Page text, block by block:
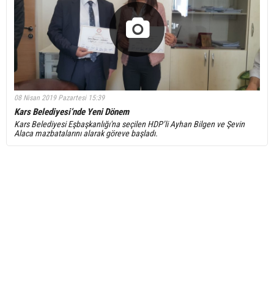
08 Nisan 2019 Pazartesi 15:39
Kars Belediyesi’nde Yeni Dönem
Kars Belediyesi Eşbaşkanlığı'na seçilen HDP’li Ayhan Bilgen ve Şevin
Alaca mazbatalarını alarak göreve başladı.